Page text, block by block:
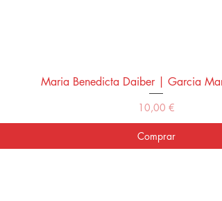
Vista rápida
Maria Benedicta Daiber | Garcia
Precio
10,00 €
Comprar